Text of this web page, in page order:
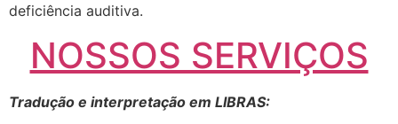
deficiência auditiva.
NOSSOS SERVIÇOS
Tradução e interpretação em LIBRAS: